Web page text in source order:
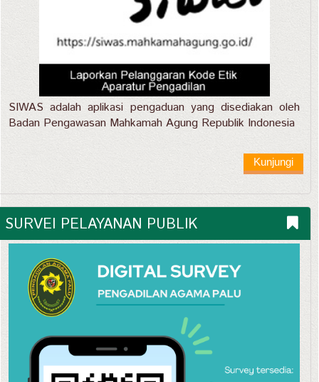
SIWAS adalah aplikasi pengaduan yang disediakan oleh
Badan Pengawasan Mahkamah Agung Republik Indonesia
Kunjungi
SURVEI PELAYANAN PUBLIK